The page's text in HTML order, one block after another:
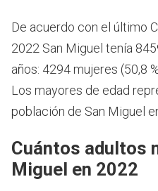
De acuerdo con el último
2022 San Miguel tenía
años: 4294 mujeres (50,8
Los mayores de edad
población de San Miguel
Cuántos adultos
Miguel en 2022